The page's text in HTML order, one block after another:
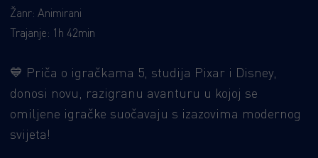
Žanr: Animirani
Trajanje: 1h 42min
💙 Priča o igračkama 5, studija Pixar i Disney,
donosi novu, razigranu avanturu u kojoj se
omiljene igračke suočavaju s izazovima modernog
svijeta!